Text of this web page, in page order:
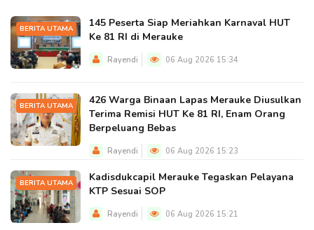
BERITA UTAMA
145 Peserta Siap Meriahkan Karnaval HUT
Ke 81 RI di Merauke
Rayendi 06 Aug 2026 15:34
BERITA UTAMA
426 Warga Binaan Lapas Merauke Diusulkan
Terima Remisi HUT Ke 81 RI, Enam Orang
Berpeluang Bebas
Rayendi 06 Aug 2026 15:23
BERITA UTAMA
Kadisdukcapil Merauke Tegaskan Pelayana
KTP Sesuai SOP
Rayendi 06 Aug 2026 15:21